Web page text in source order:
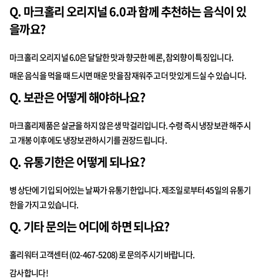
Q. 마크홀리 오리지널 6.0과 함께 추천하는 음식이 있
을까요?
마크홀리 오리지널 6.0은 달달한 맛과 향긋한 메론, 참외향이 특징입니다.
매운 음식을 먹을 때 드시면 매운 맛을 잠재워주고 더 맛있게 드실 수 있습니다.
Q. 보관은 어떻게 해야하나요?
마크홀리제품은 살균을 하지 않은 생 막걸리입니다. 수령 즉시 냉장보관 해주시
고 개봉 이후에도 냉장보관하시기를 권장드립니다.
Q. 유통기한은 어떻게 되나요?
병 상단에 기입 되어있는 날짜가 유통기한입니다. 제조일로부터 45일의 유통기
한을 가지고 있습니다.
Q. 기타 문의는 어디에 하면 되나요?
홀리워터 고객센터 (02-467-5208) 로 문의주시기 바랍니다.
감사합니다!